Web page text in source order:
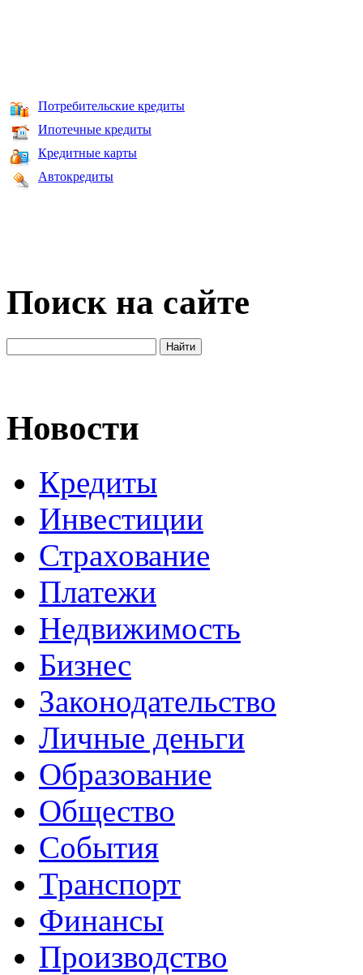
Потребительские кредиты
Ипотечные кредиты
Кредитные карты
Автокредиты
Поиск на сайте
Новости
Кредиты
Инвестиции
Страхование
Платежи
Недвижимость
Бизнес
Законодательство
Личные деньги
Образование
Общество
События
Транспорт
Финансы
Производство